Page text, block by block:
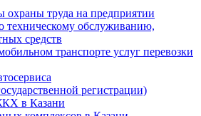
труда на предприятии
техническому обслуживанию,
средств
транспорте услуг перевозки
регистрации)
в Казани